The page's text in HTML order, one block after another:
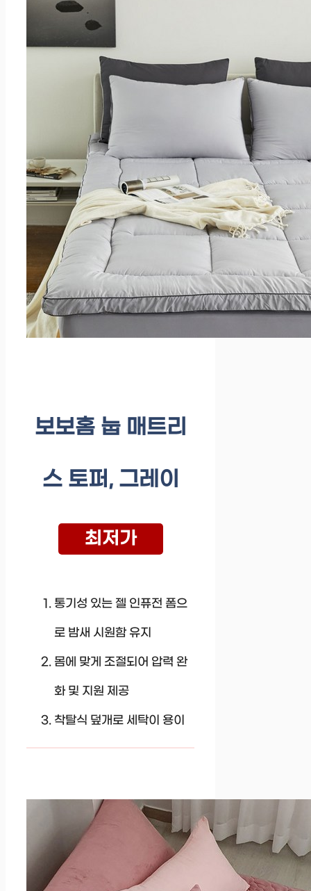
보보홈 눕 매트리
스 토퍼, 그레이
최저가
통기성 있는 젤 인퓨전 폼으
로 밤새 시원함 유지
몸에 맞게 조절되어 압력 완
화 및 지원 제공
착탈식 덮개로 세탁이 용이